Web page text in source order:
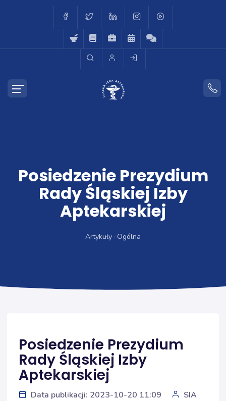
Posiedzenie Prezydium
Rady Śląskiej Izby
Aptekarskiej
Artykuły Ogólna
Posiedzenie Prezydium
Rady Śląskiej Izby
Aptekarskiej
Data publikacji: 2023-10-20 11:09
SIA